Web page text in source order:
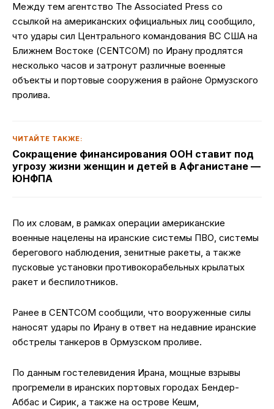
Между тем агентство The Associated Press со
ссылкой на американских официальных лиц сообщило,
что удары сил Центрального командования ВС США на
Ближнем Востоке (CENTCOM) по Ирану продлятся
несколько часов и затронут различные военные
объекты и портовые сооружения в районе Ормузского
пролива.
ЧИТАЙТЕ ТАКЖЕ:
Сокращение финансирования ООН ставит под
угрозу жизни женщин и детей в Афганистане —
ЮНФПА
По их словам, в рамках операции американские
военные нацелены на иранские системы ПВО, системы
берегового наблюдения, зенитные ракеты, а также
пусковые установки противокорабельных крылатых
ракет и беспилотников.
Ранее в CENTCOM сообщили, что вооруженные силы
наносят удары по Ирану в ответ на недавние иранские
обстрелы танкеров в Ормузском проливе.
По данным гостелевидения Ирана, мощные взрывы
прогремели в иранских портовых городах Бендер-
Аббас и Сирик, а также на острове Кешм,